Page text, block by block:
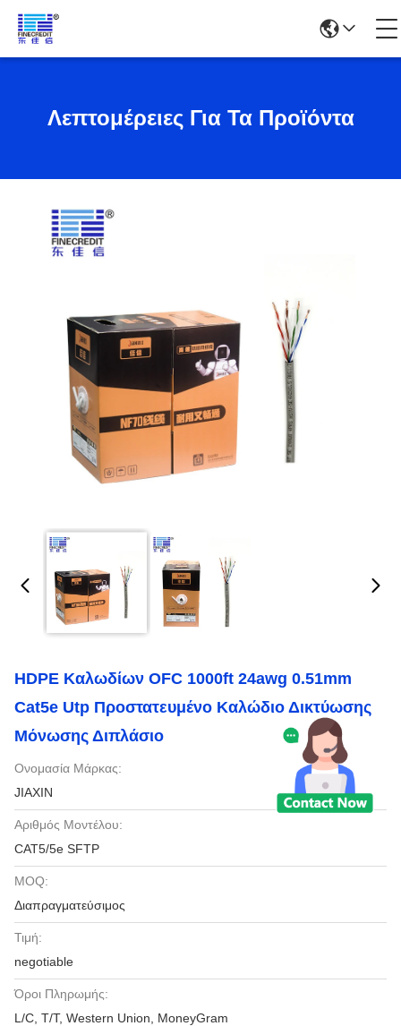
Λεπτομέρειες Για Τα Προϊόντα
HDPE Καλωδίων OFC 1000ft 24awg 0.51mm
Cat5e Utp Προστατευμένο Καλώδιο Δικτύωσης
Μόνωσης Διπλάσιο
Ονομασία Μάρκας:
JIAXIN
Αριθμός Μοντέλου:
CAT5/5e SFTP
MOQ:
Διαπραγματεύσιμος
Τιμή:
negotiable
Όροι Πληρωμής:
L/C, T/T, Western Union, MoneyGram